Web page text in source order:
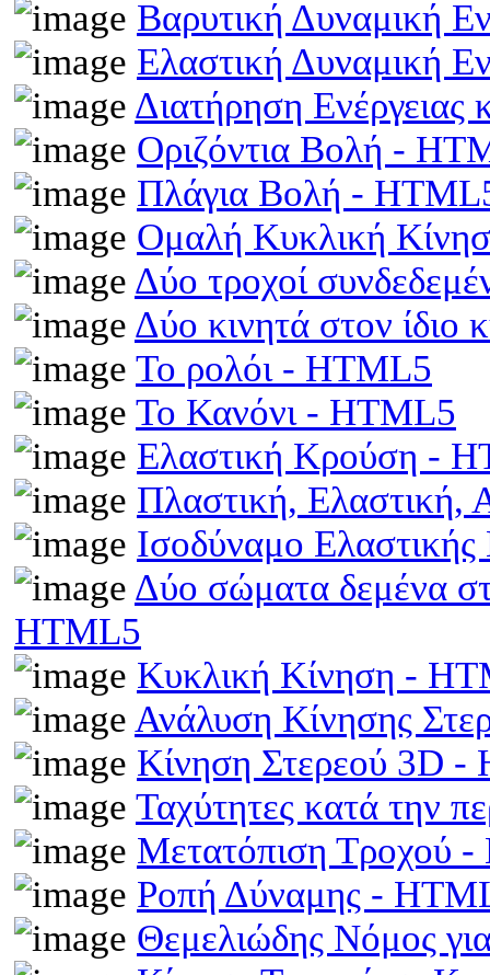
Βαρυτική Δυναμική
Ελαστική Δυναμική
Διατήρηση
Οριζόντια Βολή -
Πλάγια Βολή -
Ομαλή Κυκλική
Δύο τροχοί
Δύο κινητά στον
Το ρολόι - HTML5
Το Κανόνι - HTML5
Ελαστική Κρούση -
Πλαστική,
Ισοδύναμο
Δύο σώματα δεμένα
HTML5
Κυκλική Κίνηση -
Ανάλυση Κίνησης
Κίνηση Στερεού 3D -
Ταχύτητες κατά την
Μετατόπιση Τροχού
Ροπή Δύναμης -
Θεμελιώδης Νόμος